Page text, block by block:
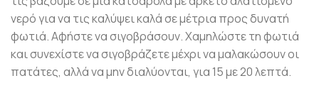
νερό για να τις καλύψει καλά σε μέτρια προς δυνατή
φωτιά. Αφήστε να σιγοβράσουν. Χαμηλώστε τη φωτιά
και συνεχίστε να σιγοβράζετε μέχρι να μαλακώσουν οι
πατάτες, αλλά να μην διαλύονται, για 15 με 20 λεπτά.